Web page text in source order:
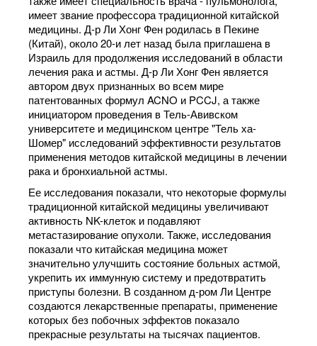
имеет звание профессора традиционной китайской
медицины. Д-р Ли Хонг Фен pодилась в Пекине
(Китай), около 20-и лет назад была приглашена в
Израиль для продолжения исследований в области
лечения рака и астмы. Д-р Ли Хонг Фен является
автором двух признанных во всем мире
патентованных формул ACNO и PCCJ, а также
инициатором проведения в Тель-Авивском
университете и медицинском центре "Тель ха-
Шомер" исследований эффективности результатов
применения методов китайской медицины в лечении
рака и бронхиальной астмы.
Ее исследования показали, что некоторые формулы
традиционной китайской медицины увеличивают
активность NK-клеток и подавляют
метастазирование опухоли. Также, исследования
показали что китайская медицина может
значительно улучшить состояние больных астмой,
укрепить их иммунную систему и предотвратить
приступы болезни. В созданном д-ром Ли Центре
создаются лекарственные препараты, применение
которых без побочных эффектов показало
прекрасные результаты на тысячах пациентов.